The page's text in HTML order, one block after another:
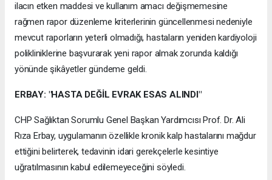
ilacın etken maddesi ve kullanım amacı değişmemesine
rağmen rapor düzenleme kriterlerinin güncellenmesi nedeniyle
mevcut raporların yeterli olmadığı, hastaların yeniden kardiyoloji
polikliniklerine başvurarak yeni rapor almak zorunda kaldığı
yönünde şikâyetler gündeme geldi.
ERBAY: "HASTA DEĞİL EVRAK ESAS ALINDI"
CHP Sağlıktan Sorumlu Genel Başkan Yardımcısı Prof. Dr. Ali
Rıza Erbay, uygulamanın özellikle kronik kalp hastalarını mağdur
ettiğini belirterek, tedavinin idari gerekçelerle kesintiye
uğratılmasının kabul edilemeyeceğini söyledi.